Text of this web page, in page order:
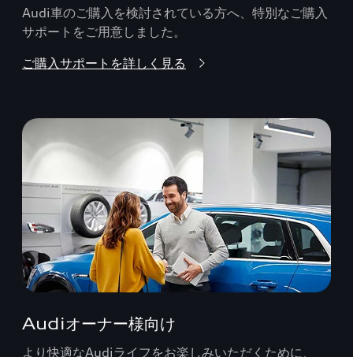
Audi車のご購入を検討されている方へ、特別なご購入
サポートをご用意しました。
ご購入サポートを詳しく見る
Audiオーナー様向け
より快適なAudiライフをお楽しみいただくために、